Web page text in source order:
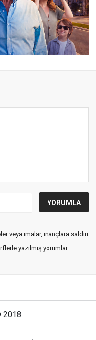
veya imalar, inançlara saldırı
yazılmış yorumlar
2018